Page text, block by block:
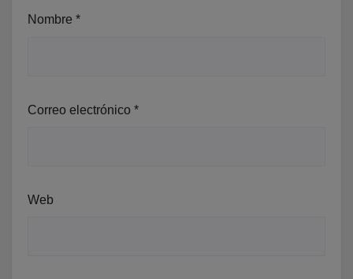
Nombre *
Correo electrónico *
Web